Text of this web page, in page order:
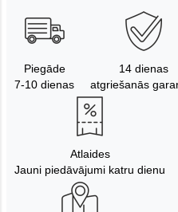
Piegāde
7-10 dienas
14 dienas
atgriešanās
Atlaides
Jauni piedāvājumi katru dienu